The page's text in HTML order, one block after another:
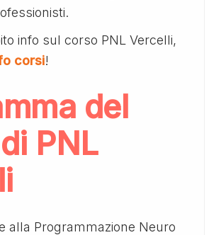
info sul corso PNL Vercelli,
corsi!
del
PNL
alla Programmazione Neuro